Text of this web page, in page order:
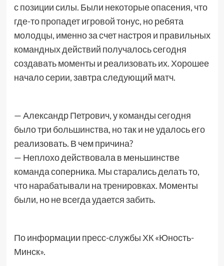
с позиции силы. Были некоторые опасения, что
где-то пропадет игровой тонус, но ребята
молодцы, именно за счет настроя и правильных
командных действий получалось сегодня
создавать моменты и реализовать их. Хорошее
начало серии, завтра следующий матч.
— Александр Петрович, у команды сегодня
было три большинства, но так и не удалось его
реализовать. В чем причина?
— Неплохо действовала в меньшинстве
команда соперника. Мы старались делать то,
что нарабатывали на тренировках. Моменты
были, но не всегда удается забить.
По информации пресс-службы ХК «Юность-
Минск».